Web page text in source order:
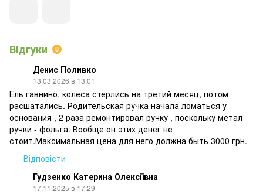
Відгуки 8
Денис Поливко
13.03.2026 в 13:01
Ель гавнино, колеса стёрлись на третий месяц, потом
расшатались. Родительская ручка начала ломаться у
основания , 2 раза ремонтировал ручку , поскольку метал
ручки - фольга. Вообще он этих денег не
стоит.Максимальная цена для него должна быть 3000 грн.
Відповісти
Гудзенко Катерина Олексіївна
17.11.2025 в 17:29